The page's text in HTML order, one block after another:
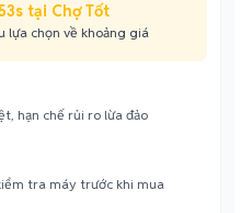
tại Chợ Tốt
lựa chọn về khoảng giá
hạn chế rủi ro lừa đảo
tra máy trước khi mua